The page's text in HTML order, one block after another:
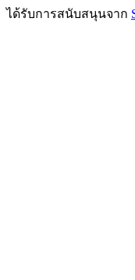
ได้รับการสนับสนุนจาก